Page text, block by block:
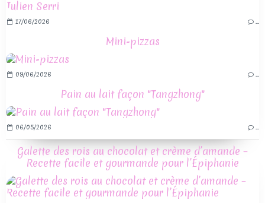
17/06/2026 …
Mini-pizzas
09/06/2026 …
Pain au lait façon "Tangzhong"
06/05/2026 …
Galette des rois au chocolat et crème d’amande –
Recette facile et gourmande pour l’Épiphanie